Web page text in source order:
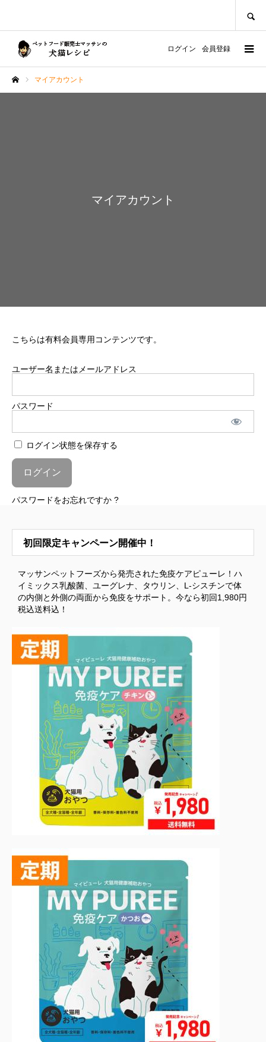
ログイン 会員登録
マイアカウント
マイアカウント
こちらは有料会員専用コンテンツです。
ユーザー名またはメールアドレス
パスワード
ログイン状態を保存する
パスワードをお忘れですか ?
初回限定キャンペーン開催中！
マッサンペットフーズから発売された免疫ケアピューレ！ハ
イミックス乳酸菌、ユーグレナ、タウリン、L-シスチンで体
の内側と外側の両面から免疫をサポート。今なら初回1,980円
税込送料込！